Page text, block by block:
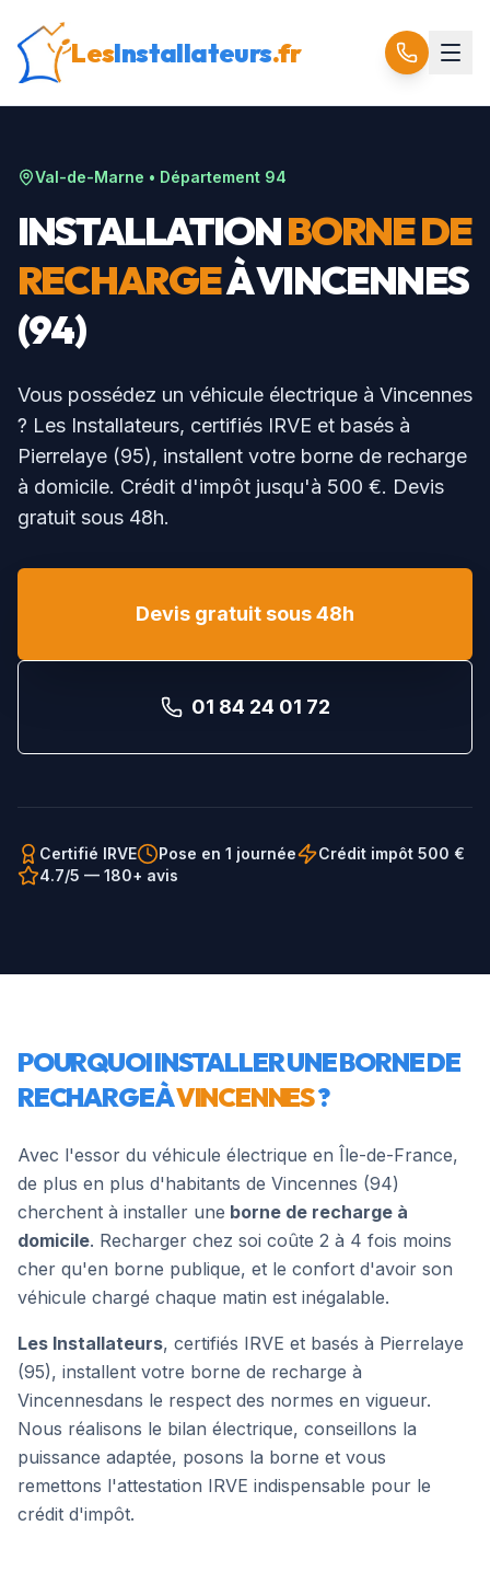
LesInstallateurs.fr
Val-de-Marne • Département 94
INSTALLATIONBORNE DE
RECHARGEÀVINCENNES
(94)
Vous possédez un véhicule électrique à Vincennes
? Les Installateurs, certifiés IRVE et basés à
Pierrelaye (95), installent votre borne de recharge
à domicile. Crédit d'impôt jusqu'à 500 €. Devis
gratuit sous 48h.
Devis gratuit sous 48h
01 84 24 01 72
Certifié IRVE Pose en 1 journée
Crédit impôt 500 €
4.7/5 — 180+ avis
POURQUOI INSTALLER UNE BORNE DE
RECHARGE ÀVINCENNES?
Avec l'essor du véhicule électrique en Île-de-France,
de plus en plus d'habitants de Vincennes (94)
cherchent à installer une borne de recharge à
domicile. Recharger chez soi coûte 2 à 4 fois moins
cher qu'en borne publique, et le confort d'avoir son
véhicule chargé chaque matin est inégalable.
Les Installateurs, certifiés IRVE et basés à Pierrelaye
(95), installent votre borne de recharge à
Vincennesdans le respect des normes en vigueur.
Nous réalisons le bilan électrique, conseillons la
puissance adaptée, posons la borne et vous
remettons l'attestation IRVE indispensable pour le
crédit d'impôt.